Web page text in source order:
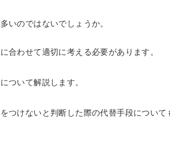
いのではないでしょうか。
合わせて適切に考える必要があります。
ついて解説します。
つけないと判断した際の代替手段について
して表面を取り繕って使
5年後はなくなってるか
分かりませんが、安心で
続きを読む